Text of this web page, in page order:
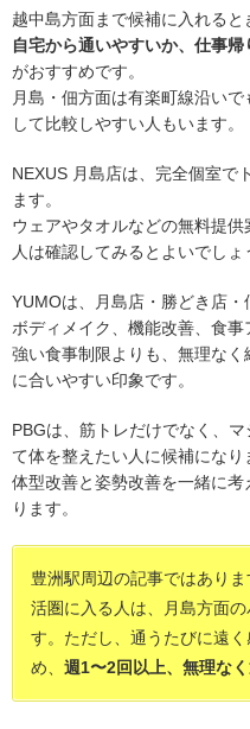
越中島方面まで候補に入れると
自宅から通いやすいか、仕事
がおすすめです。
月島・佃方面は有楽町線沿い
して比較しやすい人もいます。
NEXUS 月島店は、完全個室で
ます。
ウェアやタオルなどの無料提
人は確認してみるとよいでしょ
YUMOは、月島店・勝どき店・
ボディメイク、機能改善、食事
強い食事制限よりも、無理な
に合いやすい印象です。
PBGは、筋トレだけでなく、
て体を整えたい人に候補になり
体型改善と姿勢改善を一緒に
ります。
豊洲駅周辺の記事ではあり
活圏に入る人は、月島方面
す。ただし、通うたびに遠
め、 週1〜2回以上、無理な